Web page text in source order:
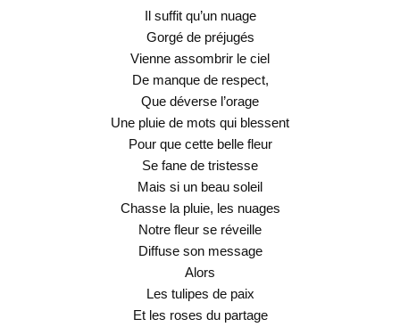
Il suffit qu’un nuage
Gorgé de préjugés
Vienne assombrir le ciel
De manque de respect,
Que déverse l’orage
Une pluie de mots qui blessent
Pour que cette belle fleur
Se fane de tristesse
Mais si un beau soleil
Chasse la pluie, les nuages
Notre fleur se réveille
Diffuse son message
Alors
Les tulipes de paix
Et les roses du partage